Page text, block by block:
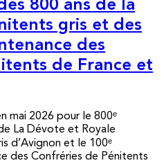
800 ans de la
gris et des
des
de France et
mai 2026 pour le 800ᵉ
La Dévote et Royale
d’Avignon et le 100ᵉ
des Confréries de Pénitents